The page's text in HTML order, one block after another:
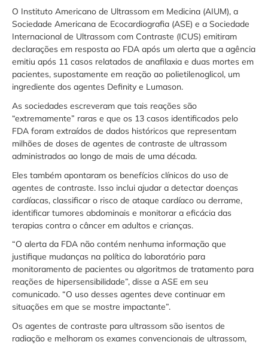
O Instituto Americano de Ultrassom em Medicina (AIUM), a
Sociedade Americana de Ecocardiografia (ASE) e a Sociedade
Internacional de Ultrassom com Contraste (ICUS) emitiram
declarações em resposta ao FDA após um alerta que a agência
emitiu após 11 casos relatados de anafilaxia e duas mortes em
pacientes, supostamente em reação ao polietilenoglicol, um
ingrediente dos agentes Definity e Lumason.
As sociedades escreveram que tais reações são
“extremamente” raras e que os 13 casos identificados pelo
FDA foram extraídos de dados históricos que representam
milhões de doses de agentes de contraste de ultrassom
administrados ao longo de mais de uma década.
Eles também apontaram os benefícios clínicos do uso de
agentes de contraste. Isso inclui ajudar a detectar doenças
cardíacas, classificar o risco de ataque cardíaco ou derrame,
identificar tumores abdominais e monitorar a eficácia das
terapias contra o câncer em adultos e crianças.
“O alerta da FDA não contém nenhuma informação que
justifique mudanças na política do laboratório para
monitoramento de pacientes ou algoritmos de tratamento para
reações de hipersensibilidade”, disse a ASE em seu
comunicado. “O uso desses agentes deve continuar em
situações em que se mostre impactante”.
Os agentes de contraste para ultrassom são isentos de
radiação e melhoram os exames convencionais de ultrassom,